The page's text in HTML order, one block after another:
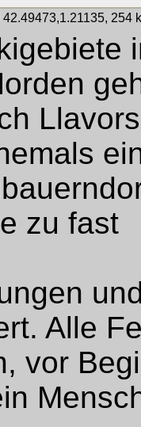
42.49473,1.21135, 254
zu fast
Alle
vor